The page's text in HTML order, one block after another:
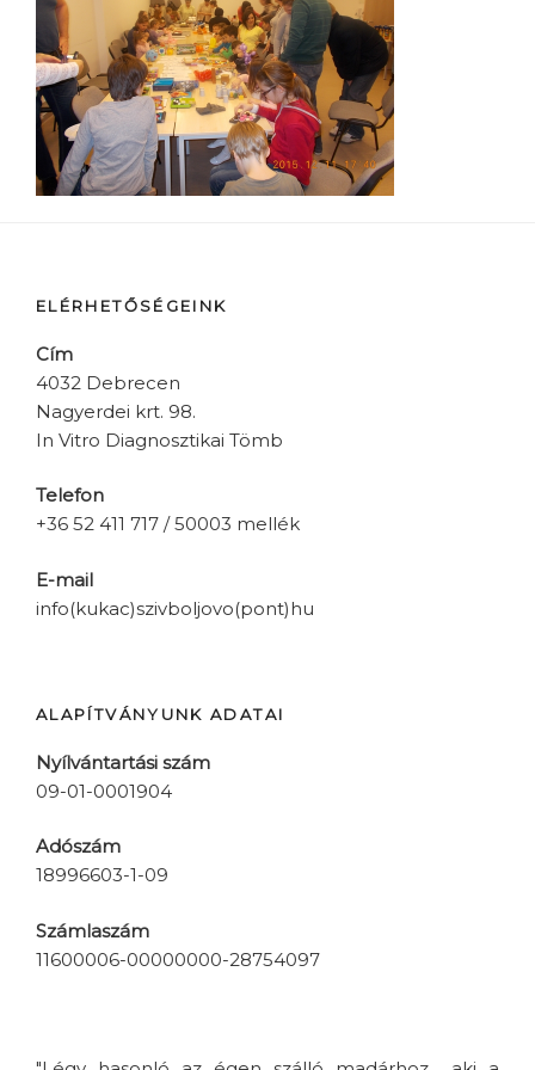
ELÉRHETŐSÉGEINK
Cím
4032 Debrecen
Nagyerdei krt. 98.
In Vitro Diagnosztikai Tömb
Telefon
+36 52 411 717 / 50003 mellék
E-mail
info(kukac)szivboljovo(pont)hu
ALAPÍTVÁNYUNK ADATAI
Nyílvántartási szám
09-01-0001904
Adószám
18996603-1-09
Számlaszám
11600006-00000000-28754097